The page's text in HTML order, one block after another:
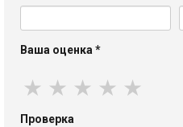
Ваша оценка *
★ ★ ★ ★ ★
Проверка